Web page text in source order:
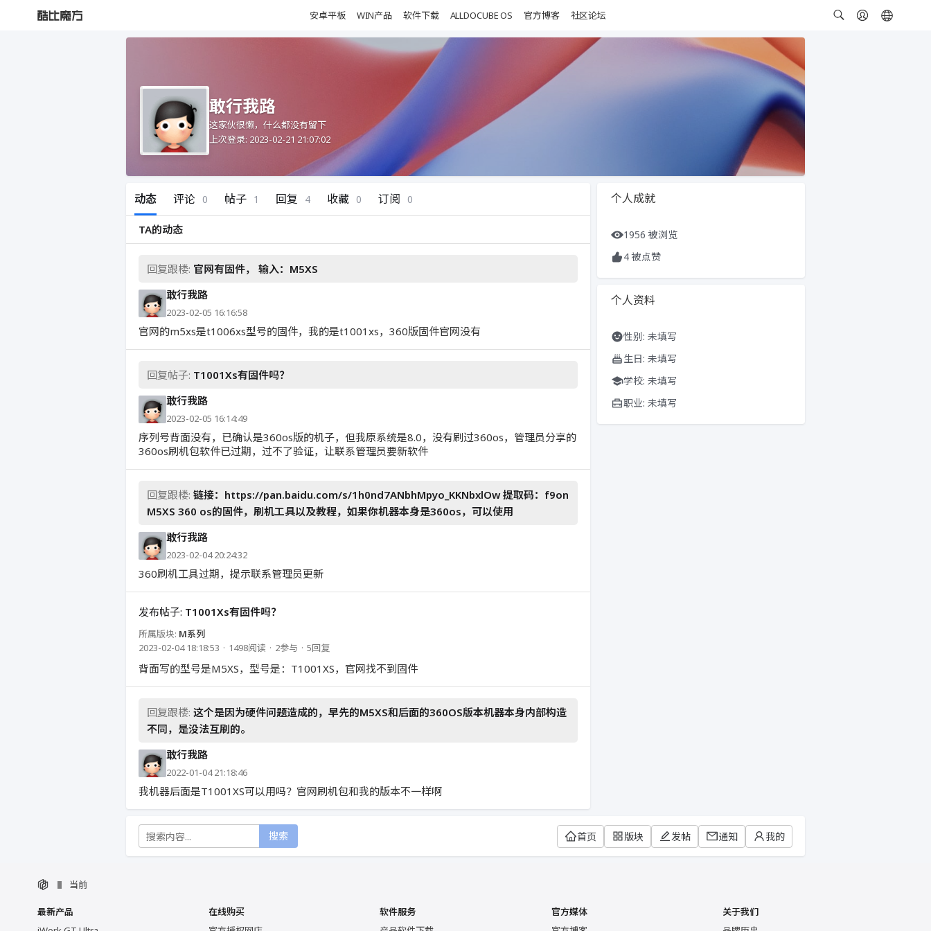
安卓平板 WIN产品 软件下载 ALLDOCUBE OS 官方博客 社区论坛
敢行我路
这家伙很懒，什么都没有留下
上次登录: 2023-02-21 21:07:02
动态 评论 0 帖子 1 回复 4 收藏 0 订阅 0
TA的动态
回复跟楼: 官网有固件， 输入：M5XS
敢行我路
2023-02-05 16:16:58
官网的m5xs是t1006xs型号的固件，我的是t1001xs，360版固件官网没有
回复帖子: T1001Xs有固件吗？
敢行我路
2023-02-05 16:14:49
序列号背面没有，已确认是360os版的机子，但我原系统是8.0，没有刷过360os，管理员分享的
360os刷机包软件已过期，过不了验证，让联系管理员要新软件
回复跟楼: 链接：https://pan.baidu.com/s/1h0nd7ANbhMpyo_KKNbxlOw 提取码：f9on
M5XS 360 os的固件，刷机工具以及教程，如果你机器本身是360os，可以使用
敢行我路
2023-02-04 20:24:32
360刷机工具过期，提示联系管理员更新
发布帖子: T1001Xs有固件吗？
所属版块: M系列
2023-02-04 18:18:53
1498阅读 2参与 5回复
背面写的型号是M5XS，型号是：T1001XS，官网找不到固件
回复跟楼: 这个是因为硬件问题造成的，早先的M5XS和后面的360OS版本机器本身内部构造
不同，是没法互刷的。
敢行我路
2022-01-04 21:18:46
我机器后面是T1001XS可以用吗？官网刷机包和我的版本不一样啊
个人成就
1956 被浏览
4 被点赞
个人资料
性别: 未填写
生日: 未填写
学校: 未填写
职业: 未填写
搜索 首页 版块 发帖 通知 我的
当前
最新产品
在线购买
软件服务
官方媒体
关于我们